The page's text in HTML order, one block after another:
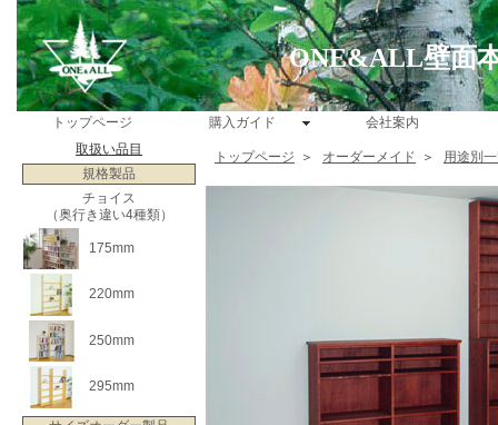
ONE&ALL壁面
トップページ 購入ガイド
会社案内
取扱い品目
規格製品
チョイス
（奥行き違い4種類）
175mm
220mm
250mm
295mm
トップページ ＞ オーダーメイド ＞ 用途別